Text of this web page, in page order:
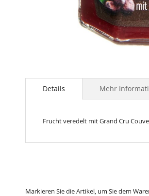
to
images
Details
Frucht veredelt mit Grand Cru
Mehr
Markieren Sie die Artikel, um Sie dem